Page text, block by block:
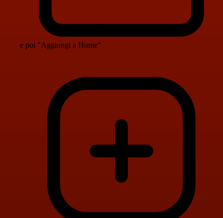
e poi "Aggiungi a Home"